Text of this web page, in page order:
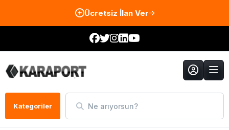
Ücretsiz İlan Ver
Kategoriler Ne arıyorsun?